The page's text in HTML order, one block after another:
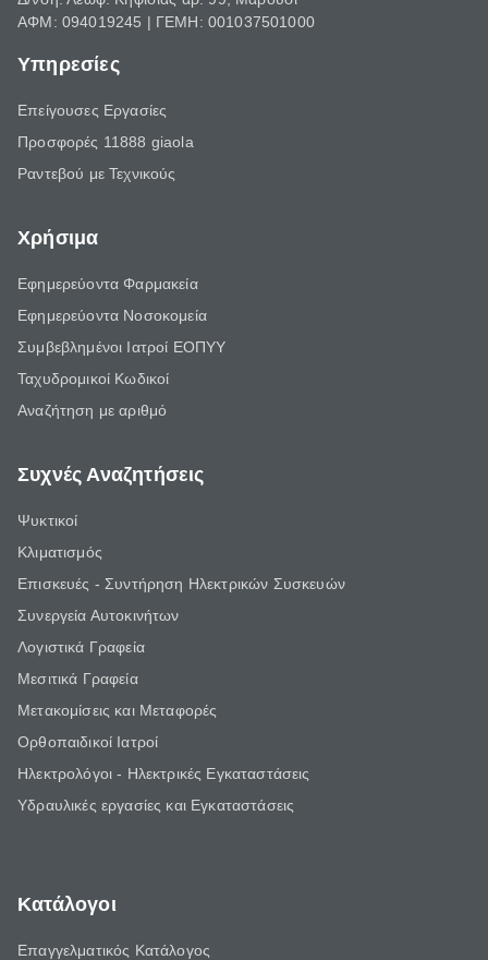
ΑΦΜ: 094019245 | ΓΕΜΗ: 001037501000
Υπηρεσίες
Επείγουσες Εργασίες
Προσφορές 11888 giaola
Ραντεβού με Τεχνικούς
Χρήσιμα
Εφημερεύοντα Φαρμακεία
Εφημερεύοντα Νοσοκομεία
Συμβεβλημένοι Ιατροί ΕΟΠΥΥ
Ταχυδρομικοί Κωδικοί
Αναζήτηση με αριθμό
Συχνές Αναζητήσεις
Ψυκτικοί
Κλιματισμός
Επισκευές - Συντήρηση Ηλεκτρικών Συσκευών
Συνεργεία Αυτοκινήτων
Λογιστικά Γραφεία
Μεσιτικά Γραφεία
Μετακομίσεις και Μεταφορές
Ορθοπαιδικοί Ιατροί
Ηλεκτρολόγοι - Ηλεκτρικές Εγκαταστάσεις
Υδραυλικές εργασίες και Εγκαταστάσεις
Κατάλογοι
Επαγγελματικός Κατάλογος